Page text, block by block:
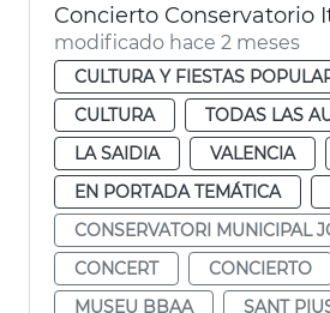
modificado hace 2 meses
CULTURA Y FIESTAS
CULTURA
TODAS LAS
LA SAIDIA
VALENCIA
EN PORTADA TEMÁTICA
CONSERVATORI MUNICIPAL
CONCERT
CONCIERTO
MUSEU BBAA
SANT